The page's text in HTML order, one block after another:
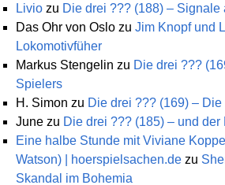
Livio zu Die drei ??? (188) – Signale
Das Ohr von Oslo zu Jim Knopf und
Lokomotivfüher
Markus Stengelin zu Die drei ???
Spielers
H. Simon zu Die drei ??? (169) –
June zu Die drei ??? (185) – und der
Eine halbe Stunde mit Viviane
Watson) | hoerspielsachen.de zu
Skandal im Bohemia